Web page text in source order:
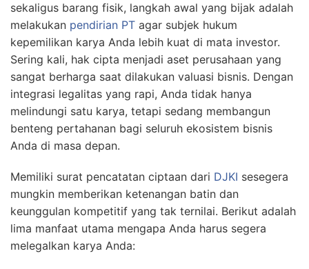
sekaligus barang fisik, langkah awal yang bijak adalah
melakukan pendirian PT agar subjek hukum
kepemilikan karya Anda lebih kuat di mata investor.
Sering kali, hak cipta menjadi aset perusahaan yang
sangat berharga saat dilakukan valuasi bisnis. Dengan
integrasi legalitas yang rapi, Anda tidak hanya
melindungi satu karya, tetapi sedang membangun
benteng pertahanan bagi seluruh ekosistem bisnis
Anda di masa depan.
Memiliki surat pencatatan ciptaan dari DJKI sesegera
mungkin memberikan ketenangan batin dan
keunggulan kompetitif yang tak ternilai. Berikut adalah
lima manfaat utama mengapa Anda harus segera
melegalkan karya Anda: